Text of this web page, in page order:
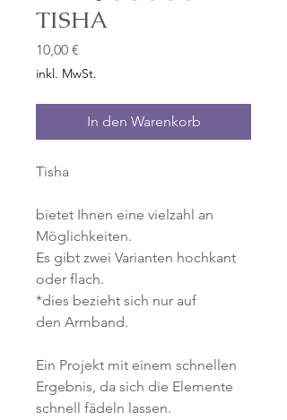
TISHA
10,00 €
inkl. MwSt.
In den Warenkorb
Tisha
bietet Ihnen eine vielzahl an
Möglichkeiten.
Es gibt zwei Varianten hochkant
oder flach.
*dies bezieht sich nur auf
den Armband.
Ein Projekt mit einem schnellen
Ergebnis, da sich die Elemente
schnell fädeln lassen.